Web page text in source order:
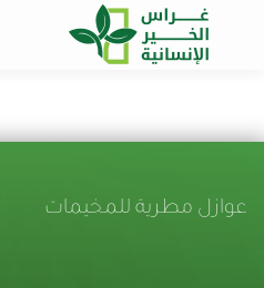
عوازل مطرية للمخيمات